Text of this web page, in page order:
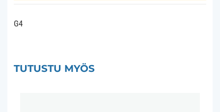
määrä
G4
TUTUSTU MYÖS